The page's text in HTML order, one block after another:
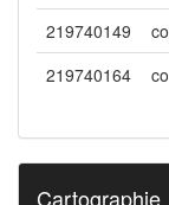
219740149
219740164
Cartographie